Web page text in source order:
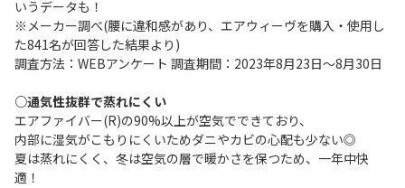
いうデータも！
※メーカー調べ(腰に違和感があり、エアウィーヴを購入・使用し
た841名が回答した結果より)
調査方法：WEBアンケート 調査期間：2023年8月23日～8月30日
○通気性抜群で蒸れにくい
エアファイバー(R)の90%以上が空気でできており、
内部に湿気がこもりにくいためダニやカビの心配も少ない◎
夏は蒸れにくく、冬は空気の層で暖かさを保つため、一年中快
適！